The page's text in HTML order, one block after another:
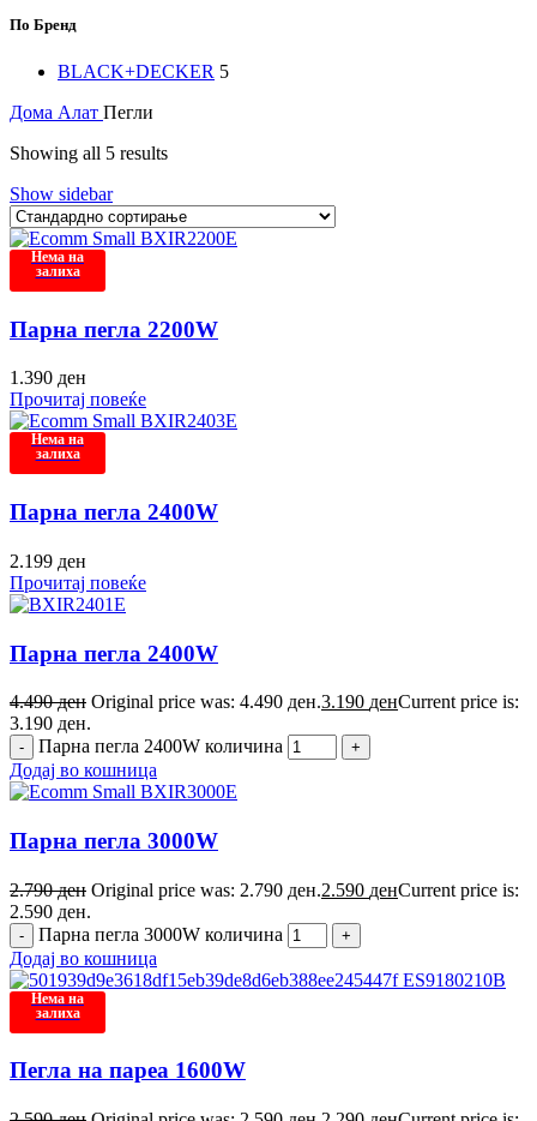
По Бренд
BLACK+DECKER 5
Дома Алат Пегли
Showing all 5 results
Show sidebar
Нема на
залиха
Парна пегла 2200W
1.390 ден
Прочитај повеќе
Нема на
залиха
Парна пегла 2400W
2.199 ден
Прочитај повеќе
Парна пегла 2400W
4.490ден Original price was: 4.490 ден.3.190 денCurrent price is:
3.190 ден.
Парна пегла 2400W количина
Додај во кошница
Парна пегла 3000W
2.790ден Original price was: 2.790 ден.2.590 денCurrent price is:
2.590 ден.
Парна пегла 3000W количина
Додај во кошница
Нема на
залиха
Пегла на пареа 1600W